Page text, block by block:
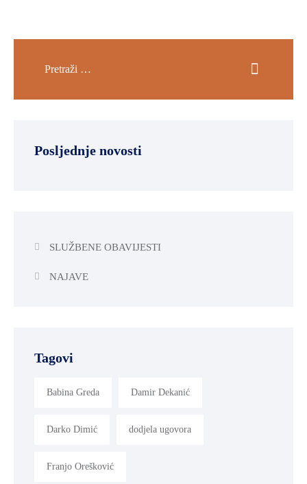
Posljednje novosti
SLUŽBENE OBAVIJESTI
NAJAVE
Tagovi
Babina Greda Damir Dekanić
Darko Dimić dodjela ugovora
Franjo Orešković